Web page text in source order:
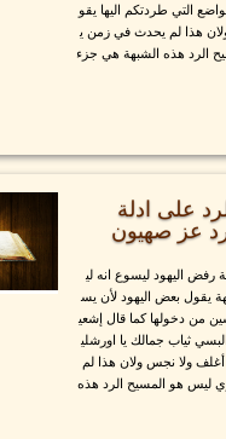
التي طردتكم اليها يقو
هذا لم يحدث في زمن ي
الرد هذه الشبهة هي جزء
على ادلة
عز صهيون
رفض اليهود ليسوع انه لي
يقول بعض اليهود لأن يس
من دخولها كما قال إشعي
ثياب جمالك يا اورشلي
أغلف ولا نجس ولان هذا لم
ليس هو المسيح الرد هذه